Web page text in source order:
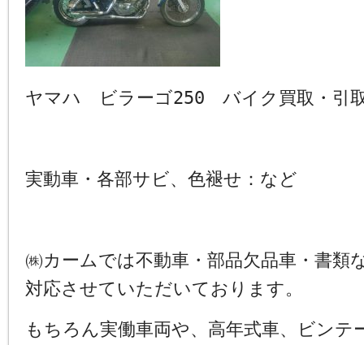
ヤマハ ビラーゴ250 バイク買取・引
実動車・各部サビ、色褪せ：など
㈱カームでは不動車・部品欠品車・書類
対応させていただいております。
もちろん実働車両や、高年式車、ビンテ